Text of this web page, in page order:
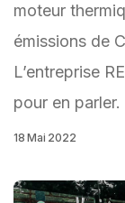
moteur
émissions de
L’entreprise
pour en parler.
18 Mai 2022